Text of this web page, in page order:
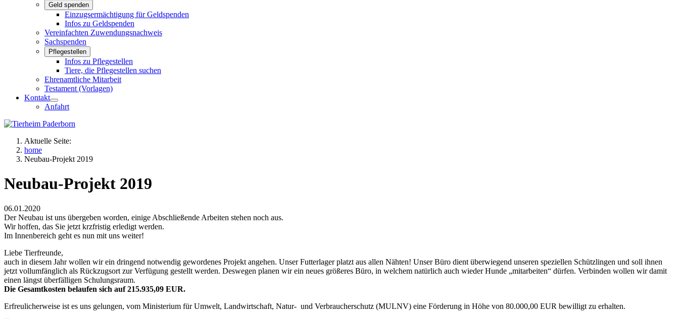
Geld spenden
Einzugsermächtigung für Geldspenden
Infos zu Geldspenden
Vereinfachten Zuwendungsnachweis
Sachspenden
Pflegestellen
Infos zu Pflegestellen
Tiere, die Pflegestellen suchen
Ehrenamtliche Mitarbeit
Testament (Vorlagen)
Kontakt
Anfahrt
Aktuelle Seite:
home
Neubau-Projekt 2019
Neubau-Projekt 2019
06.01.2020
Der Neubau ist uns übergeben worden, einige Abschließende Arbeiten stehen noch aus.
Wir hoffen, das Sie jetzt krzfristig erledigt werden.
Im Innenbereich geht es nun mit uns weiter!
Liebe Tierfreunde,
auch in diesem Jahr wollen wir ein dringend notwendig gewordenes Projekt angehen. Unser Futterlager platzt aus allen Nähten! Unser Büro dient überwiegend unseren speziellen Schützlingen und soll ihnen
jetzt vollumfänglich als Rückzugsort zur Verfügung gestellt werden. Deswegen planen wir ein neues größeres Büro, in welchem natürlich auch wieder Hunde „mitarbeiten“ dürfen. Verbinden wollen wir damit
einen längst überfälligen Schulungsraum.
Die Gesamtkosten belaufen sich auf 215.935,09 EUR.
Erfreulicherweise ist es uns gelungen, vom Ministerium für Umwelt, Landwirtschaft, Natur- und Verbraucherschutz (MULNV) eine Förderung in Höhe von 80.000,00 EUR bewilligt zu erhalten.